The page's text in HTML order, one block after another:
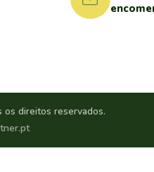
direitos reservados.